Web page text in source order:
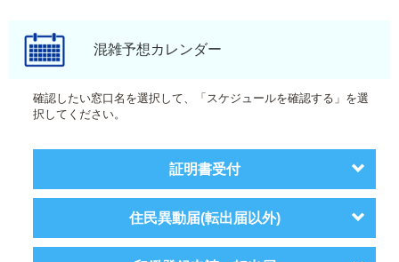
モバイルサイト
区役所フロアマップ
混雑予想カレンダー
確認したい窓口名を選択して、「スケジュールを確認する」を選
択してください。
証明書受付
住民異動届(転出届以外)